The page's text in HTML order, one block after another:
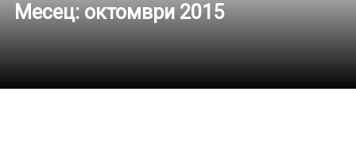
Месец:октомври 2015